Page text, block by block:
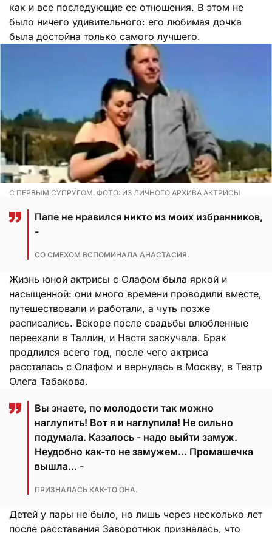
как и все последующие ее отношения. В этом не
было ничего удивительного: его любимая дочка
была достойна только самого лучшего.
С ПЕРВЫМ СУПРУГОМ. ФОТО: ИЗ ЛИЧНОГО АРХИВА АКТРИСЫ
Папе не нравился никто из моих избранников,
-
СО СМЕХОМ ВСПОМИНАЛА АНАСТАСИЯ.
Жизнь юной актрисы с Олафом была яркой и
насыщенной: они много времени проводили вместе,
путешествовали и работали, а чуть позже
расписались. Вскоре после свадьбы влюбленные
переехали в Таллин, и Настя заскучала. Брак
продлился всего год, после чего актриса
рассталась с Олафом и вернулась в Москву, в Театр
Олега Табакова.
Вы знаете, по молодости так можно
наглупить! Вот я и наглупила! Не сильно
подумала. Казалось - надо выйти замуж.
Неудобно как-то не замужем… Промашечка
вышла… -
ПРИЗНАЛАСЬ КАК-ТО ОНА.
Детей у пары не было, но лишь через несколько лет
после расставания Заворотнюк призналась, что